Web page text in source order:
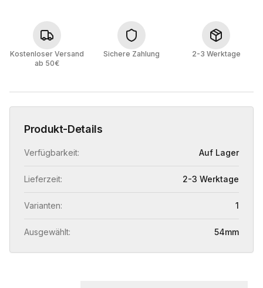
Kostenloser Versand
ab 50€
Sichere Zahlung 2-3 Werktage
Produkt-Details
Verfügbarkeit: Auf Lager
Lieferzeit: 2-3 Werktage
Varianten: 1
Ausgewählt: 54mm